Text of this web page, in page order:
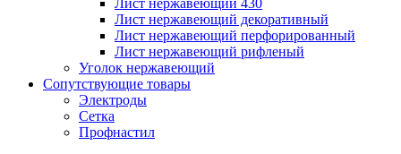
Лист нержавеющий 430
Лист нержавеющий декоративный
Лист нержавеющий перфорированный
Лист нержавеющий рифленый
Уголок нержавеющий
Cопутствующие товары
Электроды
Сетка
Профнастил